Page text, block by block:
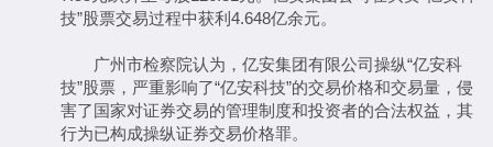
技”股票交易过程中获利4.648亿余元。
广州市检察院认为，亿安集团有限公司操纵“亿安科
技”股票，严重影响了“亿安科技”的交易价格和交易量，侵
害了国家对证券交易的管理制度和投资者的合法权益，其
行为已构成操纵证券交易价格罪。